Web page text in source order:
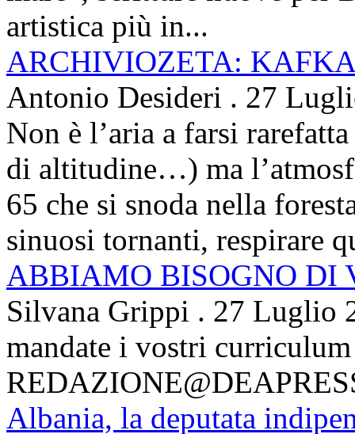
artistica più in...
ARCHIVIOZETA:
Antonio Desideri . 27
Non è l’aria a farsi
di altitudine…) ma
65 che si snoda nella
sinuosi tornanti, respirare
ABBIAMO BISOGNO DI
Silvana Grippi . 27 Luglio
mandate i vostri
Albania, la deputata